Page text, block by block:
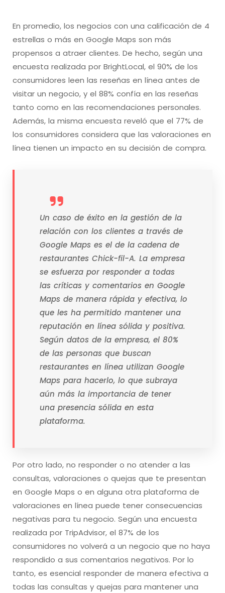
En promedio, los negocios con una calificación de 4
estrellas o más en Google Maps son más
propensos a atraer clientes. De hecho, según una
encuesta realizada por BrightLocal, el 90% de los
consumidores leen las reseñas en línea antes de
visitar un negocio, y el 88% confía en las reseñas
tanto como en las recomendaciones personales.
Además, la misma encuesta reveló que el 77% de
los consumidores considera que las valoraciones en
línea tienen un impacto en su decisión de compra.
Un caso de éxito en la gestión de la
relación con los clientes a través de
Google Maps es el de la cadena de
restaurantes Chick-fil-A. La empresa
se esfuerza por responder a todas
las críticas y comentarios en Google
Maps de manera rápida y efectiva, lo
que les ha permitido mantener una
reputación en línea sólida y positiva.
Según datos de la empresa, el 80%
de las personas que buscan
restaurantes en línea utilizan Google
Maps para hacerlo, lo que subraya
aún más la importancia de tener
una presencia sólida en esta
plataforma.
Por otro lado, no responder o no atender a las
consultas, valoraciones o quejas que te presentan
en Google Maps o en alguna otra plataforma de
valoraciones en línea puede tener consecuencias
negativas para tu negocio. Según una encuesta
realizada por TripAdvisor, el 87% de los
consumidores no volverá a un negocio que no haya
respondido a sus comentarios negativos. Por lo
tanto, es esencial responder de manera efectiva a
todas las consultas y quejas para mantener una